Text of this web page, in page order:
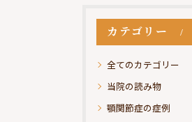
カテゴリー
全てのカテゴリー
当院の読み物
顎関節症の症例